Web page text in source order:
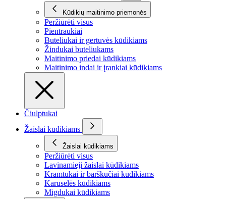
Kūdikių maitinimo priemonės
Peržiūrėti visus
Pientraukiai
Buteliukai ir gertuvės kūdikiams
Žindukai buteliukams
Maitinimo priedai kūdikiams
Maitinimo indai ir įrankiai kūdikiams
Čiulptukai
Žaislai kūdikiams
Žaislai kūdikiams
Peržiūrėti visus
Lavinamieji žaislai kūdikiams
Kramtukai ir barškučiai kūdikiams
Karuselės kūdikiams
Migdukai kūdikiams